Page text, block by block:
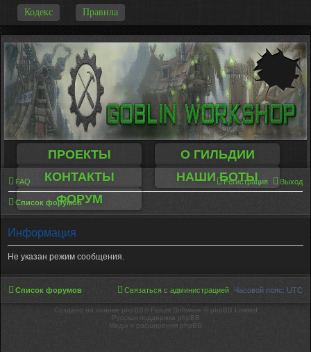
Кодекс Правила
ПРОЕКТЫ
О ГИЛЬДИИ
КОНТАКТЫ
НАШИ БОТЫ
ФОРУМ
FAQ Выход
Регистрация
Список форумов
Информация
Не указан режим сообщения.
Список форумов Часовой пояс: UTC
Связаться с администрацией
Создано на основе phpBB® Forum Software © phpBB Limited
Русская поддержка phpBB
Моды и расширения phpBB